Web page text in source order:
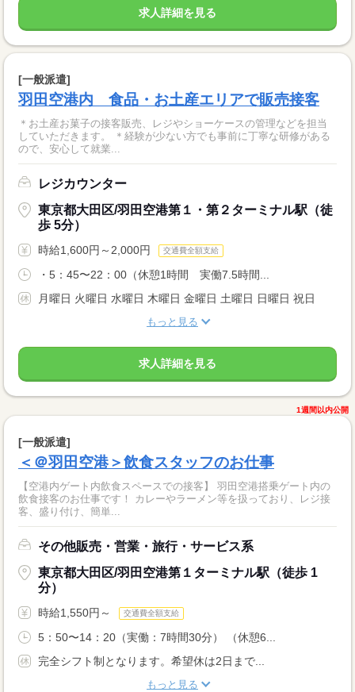
求人詳細を見る
[一般派遣]
羽田空港内 食品・お土産エリアで販売接客
＊お土産お菓子の接客販売、レジやショーケースの管理などを担当
していただきます。 ＊経験が少ない方でも事前に丁寧な研修がある
ので、安心して就業...
レジカウンター
東京都大田区/羽田空港第１・第２ターミナル駅（徒
歩 5分）
時給1,600円～2,000円 交通費全額支給
・5：45〜22：00（休憩1時間 実働7.5時間...
月曜日 火曜日 水曜日 木曜日 金曜日 土曜日 日曜日 祝日
もっと見る
求人詳細を見る
1週間以内公開
[一般派遣]
＜＠羽田空港＞飲食スタッフのお仕事
【空港内ゲート内飲食スペースでの接客】 羽田空港搭乗ゲート内の
飲食接客のお仕事です！ カレーやラーメン等を扱っており、レジ接
客、盛り付け、簡単...
その他販売・営業・旅行・サービス系
東京都大田区/羽田空港第１ターミナル駅（徒歩 1
分）
時給1,550円～ 交通費全額支給
5：50〜14：20（実働：7時間30分） （休憩6...
完全シフト制となります。希望休は2日まで...
もっと見る